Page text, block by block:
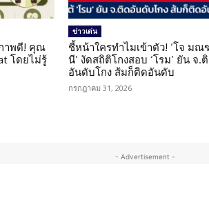
าพดี! คุณ
โดยไม่รู้
ข่าวเด่น
ชี้หน้าใครทำไมเข้าตัว! ‘โจ มณ
นี’ งัดสถิติโกงสอบ ‘โรม’ ยัน จ.
อันดับโกง ส้มก็ติดอันดับ
กรกฎาคม 31, 2026
- Advertisement -